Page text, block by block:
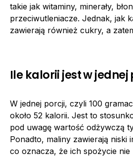
takie jak witaminy, minerały,
przeciwutleniacze. Jednak, jak
zawierają również cukry, a
Ile kalorii jest w
W jednej porcji, czyli 100
około 52 kalorii. Jest to
pod uwagę wartość odżywczą
Ponadto, maliny zawierają niski
co oznacza, że ​​ich spożycie nie